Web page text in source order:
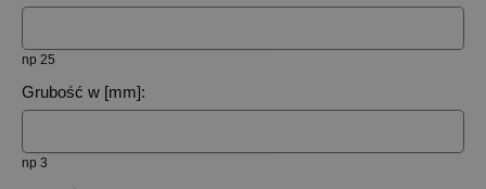
np 25
Grubość w [mm]:
np 3